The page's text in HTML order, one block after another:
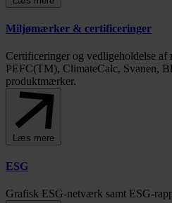
Miljømærker & certificeringer
Certificeringer og vedligeholdelse
PEFC(TM), ClimateCalc, Svanen,
produktmærker.
Læs mere
ESG
Grafisk ESG-netværk samt ESG-